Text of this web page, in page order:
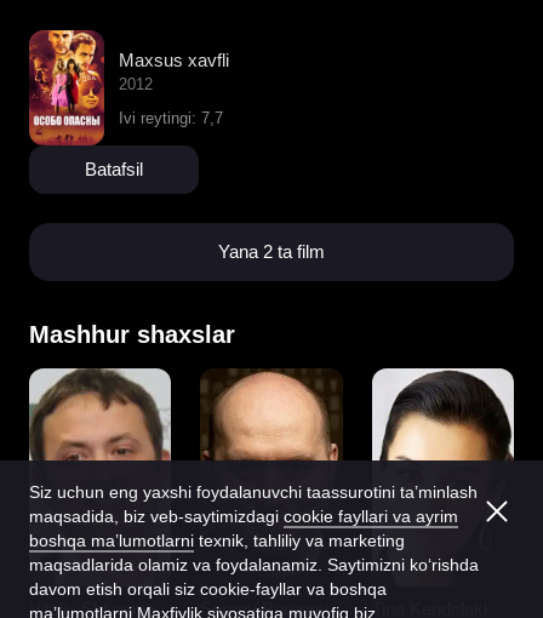
Maxsus xavfli
2012
Ivi reytingi: 7,7
Batafsil
Yana 2 ta film
Mashhur shaxslar
Vitaliy Shlyappo Sergey Burunov Tina Kandelaki
Siz uchun eng yaxshi foydalanuvchi taassurotini ta’minlash
maqsadida, biz veb-saytimizdagi cookie fayllari va ayrim
boshqa ma’lumotlarni texnik, tahliliy va marketing
maqsadlarida olamiz va foydalanamiz. Saytimizni ko‘rishda
davom etish orqali siz cookie-fayllar va boshqa
ma’lumotlarni Maxfiylik siyosatiga muvofiq biz